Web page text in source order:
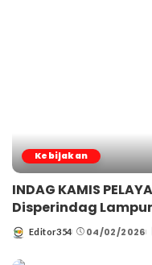
Kebijakan
INDAG KAMIS
Disperindag
Posted
Editor354 04/02/2026